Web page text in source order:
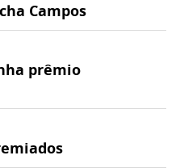
Campos
prêmio